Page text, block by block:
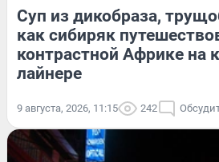
Суп из дикобраза,
как сибиряк
контрастной Африке на
лайнере
9 августа, 2026, 11:15 242